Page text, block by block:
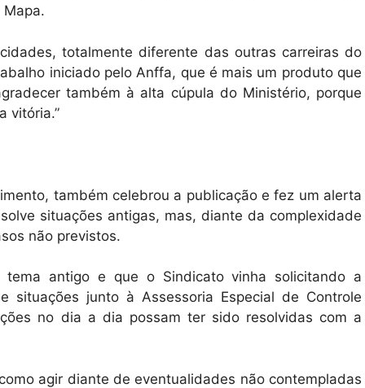
totalmente diferente das outras carreiras do
iniciado pelo Anffa, que é mais um produto que
também à alta cúpula do Ministério, porque
vitória.”
também celebrou a publicação e fez um alerta
situações antigas, mas, diante da complexidade
não previstos.
antigo e que o Sindicato vinha solicitando a
situações junto à Assessoria Especial de Controle
no dia a dia possam ter sido resolvidas com a
agir diante de eventualidades não contempladas